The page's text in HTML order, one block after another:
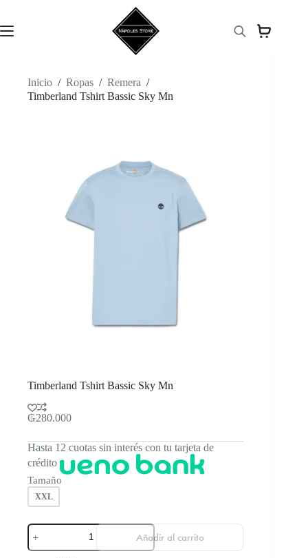
contenido
Inicio / Ropas / Remera /
Timberland Tshirt Bassic Sky Mn
Timberland Tshirt Bassic Sky Mn
₲280.000
Hasta 12 cuotas sin interés con tu tarjeta de
crédito
Tamaño
XXL
Timberland
Tshirt
Bassic
Añadir al carrito